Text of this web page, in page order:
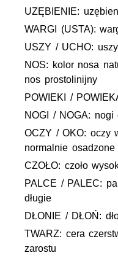
UZĘBIENIE:
WARGI (USTA):
USZY / UCHO:
NOS: kolor nosa
nos prostolinijny
POWIEKI /
NOGI / NOGA: nogi
OCZY / OKO: oczy
normalnie osadzone
CZOŁO: czoło
PALCE / PALEC:
długie
DŁONIE / DŁOŃ:
TWARZ: cera
zarostu